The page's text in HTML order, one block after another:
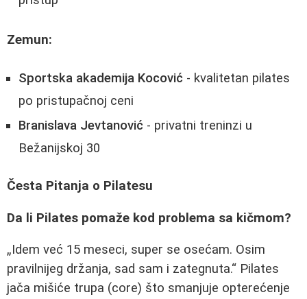
Zemun:
Sportska akademija Kocović - kvalitetan pilates
po pristupačnoj ceni
Branislava Jevtanović - privatni treninzi u
Bežanijskoj 30
Česta Pitanja o Pilatesu
Da li Pilates pomaže kod problema sa kičmom?
Idem već 15 meseci, super se osećam. Osim
pravilnijeg držanja, sad sam i zategnuta.
Pilates
jača mišiće trupa (core) što smanjuje opterećenje